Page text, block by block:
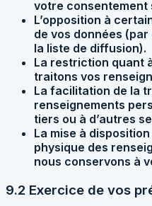
votre consentement
L’opposition à
de vos données
la liste de diffusion).
La restriction quant
traitons vos
La facilitation de la
renseignements
tiers ou à d’autres
La mise à
physique des
nous conservons à
9.2 Exercice de vos